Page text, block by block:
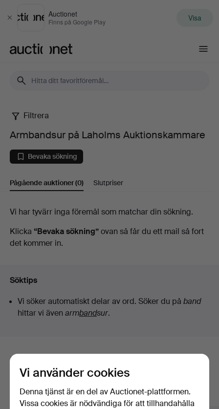
Stäng
Auctionet
Finns på Google Play Visa
Armbandsur
på
Laholms
Auktionskammare
Filtrera
Armbandsur på Laholms Auktionskammare
Bevaka sökning
Pågående auktioner(0) Slutpriser
Pågående
auktioner
Vi har tyvärr inga föremål som matchar din sökning.
Klicka “Bevaka sökning”ovan så får du ett mail så fort
det kommer in.
Söktips
Vi söker automatiskt delar av ord. Söker du på band
hittar vi även armbandsur.
Här är föremål från vårt arkiv som
matchar din sökning
Visa alla föremål
Vi använder cookies
Denna tjänst är en del av Auctionet-plattformen.
Vissa cookies är nödvändiga för att tillhandahålla